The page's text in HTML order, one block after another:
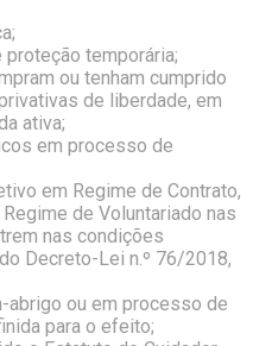
temporária;
ou tenham cumprido
de liberdade, em
ativa;
em processo de
em Regime de Contrato,
de Voluntariado nas
nas condições
Decreto-Lei n.º 76/2018,
abrigo ou em processo de
para o efeito;